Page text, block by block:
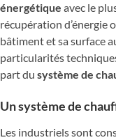
énergétique avec le
récupération d’énergie
bâtiment et sa surface
particularités
part du système de
Un système de
Les industriels sont